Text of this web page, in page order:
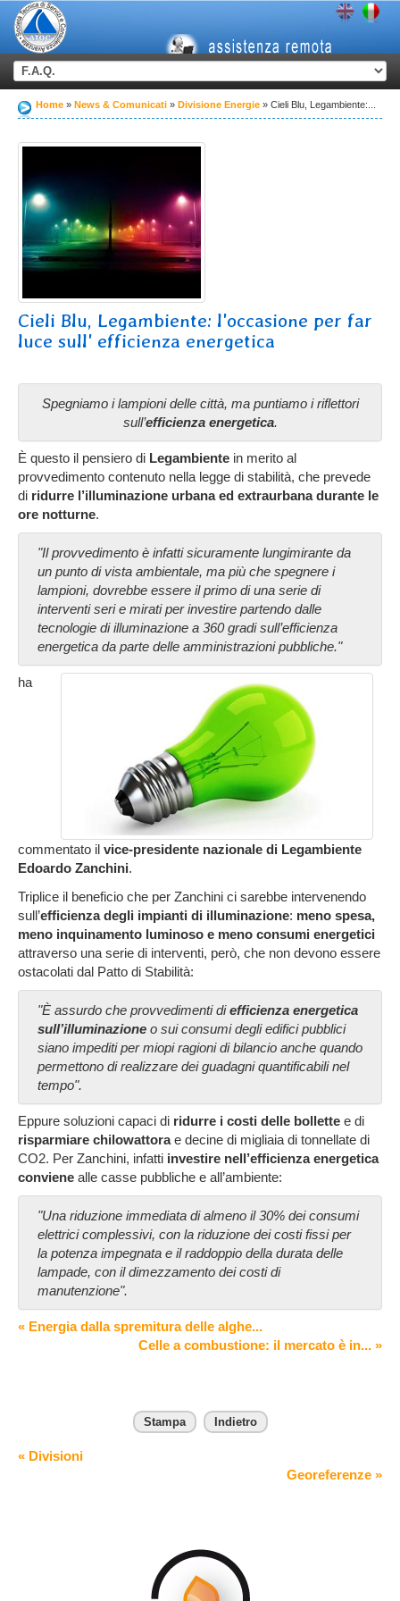
Home News & Comunicati Divisione Energie Cieli Blu, Legambiente:...
Cieli Blu, Legambiente: l'occasione per far
luce sull' efficienza energetica
Spegniamo i lampioni delle città, ma puntiamo i riflettori
sull’efficienza energetica.
È questo il pensiero di Legambiente in merito al
provvedimento contenuto nella legge di stabilità, che prevede
di ridurre l’illuminazione urbana ed extraurbana durante le
ore notturne.
"Il provvedimento è infatti sicuramente lungimirante da
un punto di vista ambientale, ma più che spegnere i
lampioni, dovrebbe essere il primo di una serie di
interventi seri e mirati per investire partendo dalle
tecnologie di illuminazione a 360 gradi sull’efficienza
energetica da parte delle amministrazioni pubbliche."
ha
commentato il vice-presidente nazionale di Legambiente
Edoardo Zanchini.
Triplice il beneficio che per Zanchini ci sarebbe intervenendo
sull’efficienza degli impianti di illuminazione: meno spesa,
meno inquinamento luminoso e meno consumi energetici
attraverso una serie di interventi, però, che non devono essere
ostacolati dal Patto di Stabilità:
"È assurdo che provvedimenti diefficienza energetica
sull’illuminazione o sui consumi degli edifici pubblici
siano impediti per miopi ragioni di bilancio anche quando
permettono di realizzare dei guadagni quantificabili nel
tempo".
Eppure soluzioni capaci di ridurre i costi delle bollette e di
risparmiare chilowattorae decine di migliaia di tonnellate di
CO2. Per Zanchini, infatti investire nell’efficienza energetica
conviene alle casse pubbliche e all’ambiente:
"Una riduzione immediata di almeno il 30% dei consumi
elettrici complessivi, con la riduzione dei costi fissi per
la potenza impegnata e il raddoppio della durata delle
lampade, con il dimezzamento dei costi di
manutenzione".
« Energia dalla spremitura delle alghe...
Celle a combustione: il mercato è in... »
Stampa Indietro
« Divisioni
Georeferenze »